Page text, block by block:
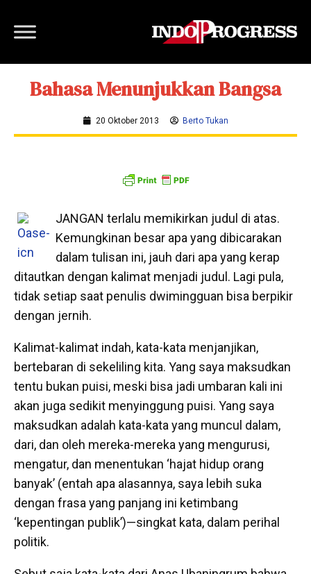
Bahasa Menunjukkan Bangsa
20 Oktober 2013 Berto Tukan
JANGAN terlalu memikirkan judul di atas.
Kemungkinan besar apa yang dibicarakan
dalam tulisan ini, jauh dari apa yang kerap
ditautkan dengan kalimat menjadi judul. Lagi pula,
tidak setiap saat penulis dwimingguan bisa berpikir
dengan jernih.
Kalimat-kalimat indah, kata-kata menjanjikan,
bertebaran di sekeliling kita. Yang saya maksudkan
tentu bukan puisi, meski bisa jadi umbaran kali ini
akan juga sedikit menyinggung puisi. Yang saya
maksudkan adalah kata-kata yang muncul dalam,
dari, dan oleh mereka-mereka yang mengurusi,
mengatur, dan menentukan ‘hajat hidup orang
banyak’ (entah apa alasannya, saya lebih suka
dengan frasa yang panjang ini ketimbang
‘kepentingan publik’)—singkat kata, dalam perihal
politik.